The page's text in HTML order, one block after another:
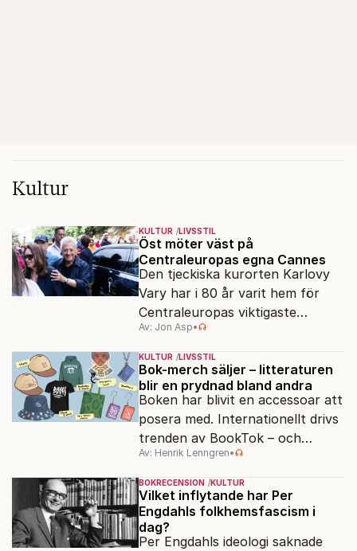
Kultur
KULTUR LIVSSTIL
Öst möter väst på
Centraleuropas egna Cannes
Den tjeckiska kurorten Karlovy
Vary har i 80 år varit hem för
Centraleuropas viktigaste
filmfestival – en plats där
Hollywoodglans möter
egensinnighet.
Av: Jon Asp•
KULTUR LIVSSTIL
Bok-merch säljer – litteraturen
blir en prydnad bland andra
Boken har blivit en accessoar att
posera med. Internationellt drivs
trenden av BookTok – och
förlagen följer efter.
Av: Henrik Lenngren•
BOKRECENSION KULTUR
Vilket inflytande har Per
Engdahls folkhemsfascism i
dag?
Per Engdahls ideologi saknade